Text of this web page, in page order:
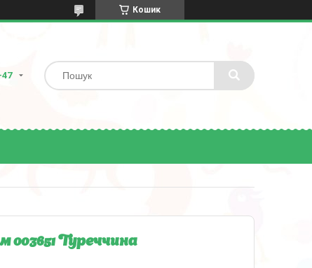
Кошик
47
003651 Туреччина